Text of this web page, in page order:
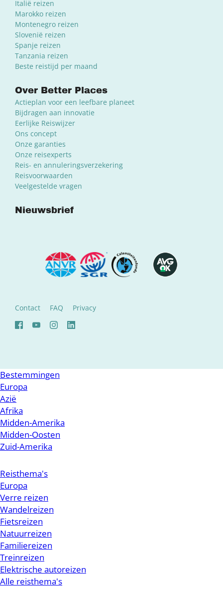
Italië reizen
Marokko reizen
Montenegro reizen
Slovenië reizen
Spanje reizen
Tanzania reizen
Beste reistijd per maand
Over Better Places
Actieplan voor een leefbare planeet
Bijdragen aan innovatie
Eerlijke Reiswijzer
Ons concept
Onze garanties
Onze reisexperts
Reis- en annuleringsverzekering
Reisvoorwaarden
Veelgestelde vragen
Nieuwsbrief
Contact FAQ Privacy
Bestemmingen
Europa
Azië
Afrika
Midden-Amerika
Midden-Oosten
Zuid-Amerika
Reisthema's
Europa
Verre reizen
Wandelreizen
Fietsreizen
Natuurreizen
Familiereizen
Treinreizen
Elektrische autoreizen
Alle reisthema's